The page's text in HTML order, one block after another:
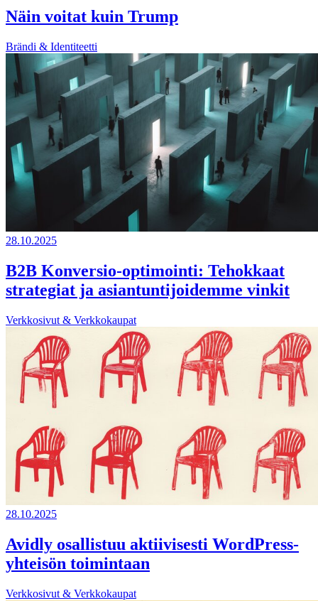
Näin voitat kuin Trump
Brändi & Identiteetti
28.10.2025
B2B Konversio-optimointi: Tehokkaat
strategiat ja asiantuntijoidemme vinkit
Verkkosivut & Verkkokaupat
28.10.2025
Avidly osallistuu aktiivisesti WordPress-
yhteisön toimintaan
Verkkosivut & Verkkokaupat